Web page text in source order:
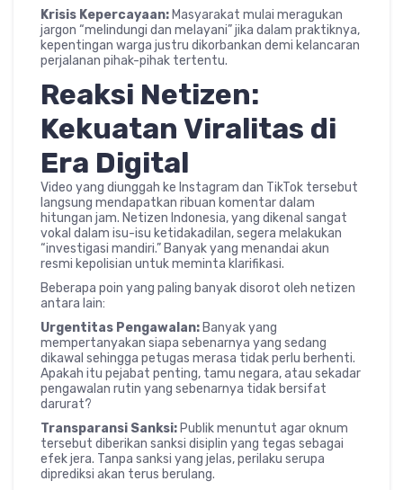
Krisis Kepercayaan: Masyarakat mulai meragukan
jargon “melindungi dan melayani” jika dalam praktiknya,
kepentingan warga justru dikorbankan demi kelancaran
perjalanan pihak-pihak tertentu.
Reaksi Netizen:
Kekuatan Viralitas di
Era Digital
Video yang diunggah ke Instagram dan TikTok tersebut
langsung mendapatkan ribuan komentar dalam
hitungan jam. Netizen Indonesia, yang dikenal sangat
vokal dalam isu-isu ketidakadilan, segera melakukan
“investigasi mandiri.” Banyak yang menandai akun
resmi kepolisian untuk meminta klarifikasi.
Beberapa poin yang paling banyak disorot oleh netizen
antara lain:
Urgentitas Pengawalan: Banyak yang
mempertanyakan siapa sebenarnya yang sedang
dikawal sehingga petugas merasa tidak perlu berhenti.
Apakah itu pejabat penting, tamu negara, atau sekadar
pengawalan rutin yang sebenarnya tidak bersifat
darurat?
Transparansi Sanksi: Publik menuntut agar oknum
tersebut diberikan sanksi disiplin yang tegas sebagai
efek jera. Tanpa sanksi yang jelas, perilaku serupa
diprediksi akan terus berulang.